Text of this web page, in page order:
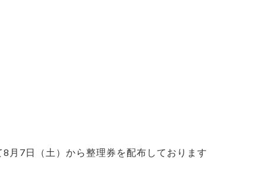
月7日（土）から整理券を配布しております